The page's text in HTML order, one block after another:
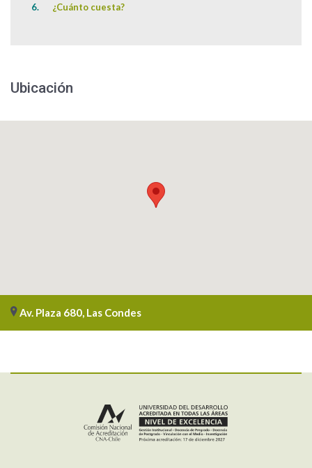
¿Cuánto cuesta?
Ubicación
Av. Plaza 680, Las Condes